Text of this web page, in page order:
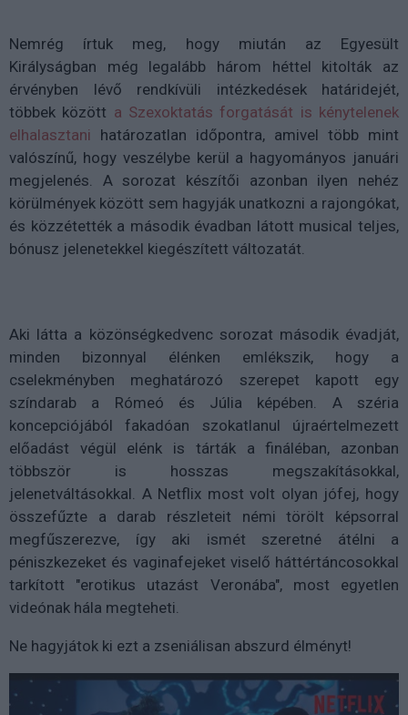
Nemrég írtuk meg, hogy miután az Egyesült
Királyságban még legalább három héttel kitolták az
érvényben lévő rendkívüli intézkedések határidejét,
többek között a Szexoktatás forgatását is kénytelenek
elhalasztani határozatlan időpontra, amivel több mint
valószínű, hogy veszélybe kerül a hagyományos januári
megjelenés. A sorozat készítői azonban ilyen nehéz
körülmények között sem hagyják unatkozni a rajongókat,
és közzétették a második évadban látott musical teljes,
bónusz jelenetekkel kiegészített változatát.
Aki látta a közönségkedvenc sorozat második évadját,
minden bizonnyal élénken emlékszik, hogy a
cselekményben meghatározó szerepet kapott egy
színdarab a Rómeó és Júlia képében. A széria
koncepciójából fakadóan szokatlanul újraértelmezett
előadást végül elénk is tárták a fináléban, azonban
többször is hosszas megszakításokkal,
jelenetváltásokkal. A Netflix most volt olyan jófej, hogy
összefűzte a darab részleteit némi törölt képsorral
megfűszerezve, így aki ismét szeretné átélni a
péniszkezeket és vaginafejeket viselő háttértáncosokkal
tarkított "erotikus utazást Veronába", most egyetlen
videónak hála megteheti.
Ne hagyjátok ki ezt a zseniálisan abszurd élményt!